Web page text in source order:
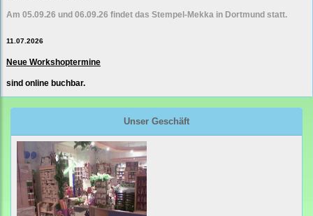
Am 05.09.26 und 06.09.26 findet das Stempel-Mekka in Dortmund statt.
11.07.2026
Neue Workshoptermine
sind online buchbar.
Unser Geschäft